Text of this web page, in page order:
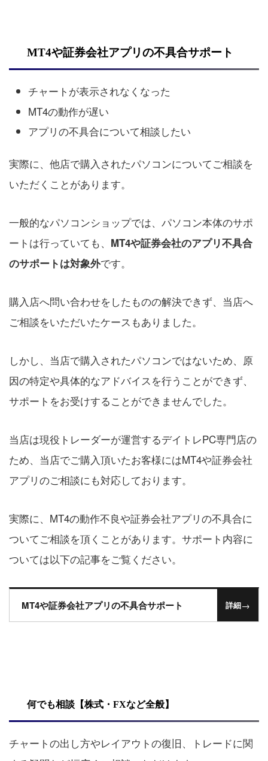
MT4や証券会社アプリの不具合サポート
チャートが表示されなくなった
MT4の動作が遅い
アプリの不具合について相談したい
実際に、他店で購入されたパソコンについてご相談を
いただくことがあります。
一般的なパソコンショップでは、パソコン本体のサポ
ートは行っていても、 MT4や証券会社のアプリ不具合
のサポートは対象外です。
購入店へ問い合わせをしたものの解決できず、当店へ
ご相談をいただいたケースもありました。
しかし、当店で購入されたパソコンではないため、原
因の特定や具体的なアドバイスを行うことができず、
サポートをお受けすることができませんでした。
当店は現役トレーダーが運営するデイトレPC専門店の
ため、当店でご購入頂いたお客様にはMT4や証券会社
アプリのご相談にも対応しております。
実際に、MT4の動作不良や証券会社アプリの不具合に
ついてご相談を頂くことがあります。サポート内容に
ついては以下の記事をご覧ください。
MT4や証券会社アプリの不具合サポート 詳細→
何でも相談【株式・FXなど全般】
チャートの出し方やレイアウトの復旧、トレードに関